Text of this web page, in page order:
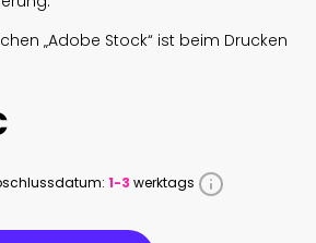
„Adobe Stock“ ist beim Drucken
1-3 werktags